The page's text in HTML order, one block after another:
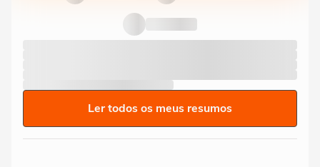
Ler todos os meus resumos